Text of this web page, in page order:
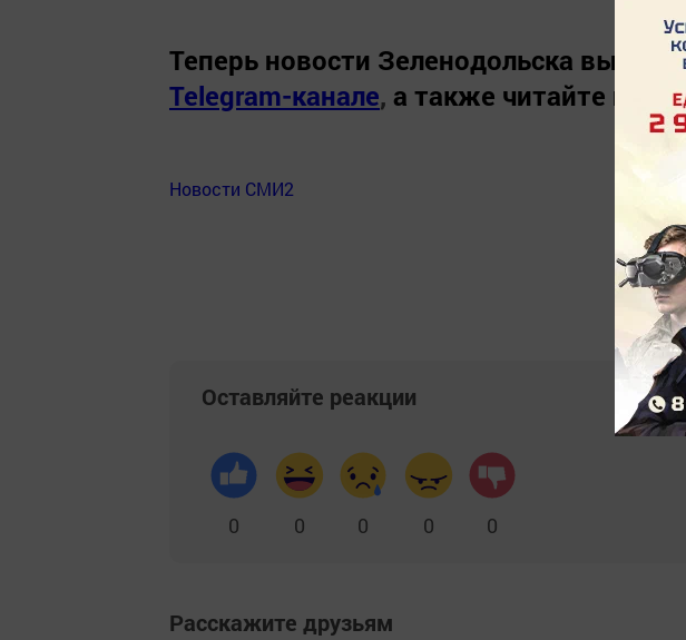
Теперь новости Зеленодольска вы
Telegram-канале, а также читайте нас в
Новости СМИ2
Оставляйте реакции
0 0 0 0 0
Расскажите друзьям